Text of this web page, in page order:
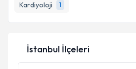
Kardiyoloji
1
İstanbul İlçeleri